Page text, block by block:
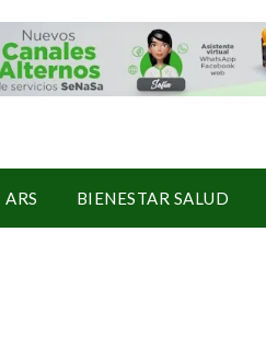
ARS BIENESTAR SALUD